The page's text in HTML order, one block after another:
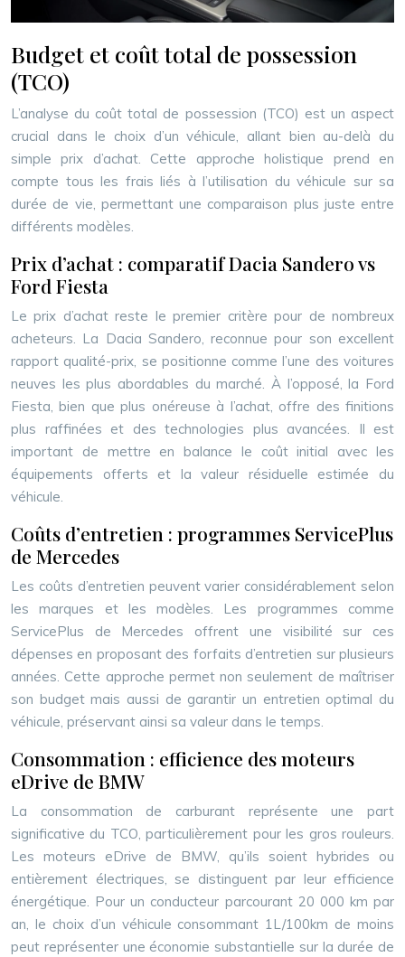
Budget et coût total de possession
(TCO)
L’analyse du coût total de possession (TCO) est un aspect
crucial dans le choix d’un véhicule, allant bien au-delà du
simple prix d’achat. Cette approche holistique prend en
compte tous les frais liés à l’utilisation du véhicule sur sa
durée de vie, permettant une comparaison plus juste entre
différents modèles.
Prix d’achat : comparatif Dacia Sandero vs
Ford Fiesta
Le prix d’achat reste le premier critère pour de nombreux
acheteurs. La Dacia Sandero, reconnue pour son excellent
rapport qualité-prix, se positionne comme l’une des voitures
neuves les plus abordables du marché. À l’opposé, la Ford
Fiesta, bien que plus onéreuse à l’achat, offre des finitions
plus raffinées et des technologies plus avancées. Il est
important de mettre en balance le coût initial avec les
équipements offerts et la valeur résiduelle estimée du
véhicule.
Coûts d’entretien : programmes ServicePlus
de Mercedes
Les coûts d’entretien peuvent varier considérablement selon
les marques et les modèles. Les programmes comme
ServicePlus de Mercedes offrent une visibilité sur ces
dépenses en proposant des forfaits d’entretien sur plusieurs
années. Cette approche permet non seulement de maîtriser
son budget mais aussi de garantir un entretien optimal du
véhicule, préservant ainsi sa valeur dans le temps.
Consommation : efficience des moteurs
eDrive de BMW
La consommation de carburant représente une part
significative du TCO, particulièrement pour les gros rouleurs.
Les moteurs eDrive de BMW, qu’ils soient hybrides ou
entièrement électriques, se distinguent par leur efficience
énergétique. Pour un conducteur parcourant 20 000 km par
an, le choix d’un véhicule consommant 1L/100km de moins
peut représenter une économie substantielle sur la durée de